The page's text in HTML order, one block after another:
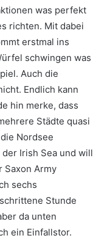
was perfekt
richten. Mit dabei
erstmal ins
schwingen was
Auch die
Endlich kann
hin merke, dass
Städte quasi
Nordsee
Irish Sea und will
Saxon Army
sechs
Stunde
da unten
ein Einfallstor.